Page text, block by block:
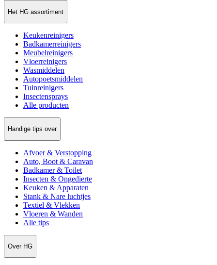
Het HG assortiment
Keukenreinigers
Badkamerreinigers
Meubelreinigers
Vloerreinigers
Wasmiddelen
Autopoetsmiddelen
Tuinreinigers
Insectensprays
Alle producten
Handige tips over
Afvoer & Verstopping
Auto, Boot & Caravan
Badkamer & Toilet
Insecten & Ongedierte
Keuken & Apparaten
Stank & Nare luchtjes
Textiel & Vlekken
Vloeren & Wanden
Alle tips
Over HG